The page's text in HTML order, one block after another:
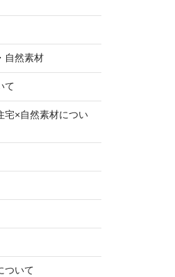
自然素材
て
×自然素材につい
ついて